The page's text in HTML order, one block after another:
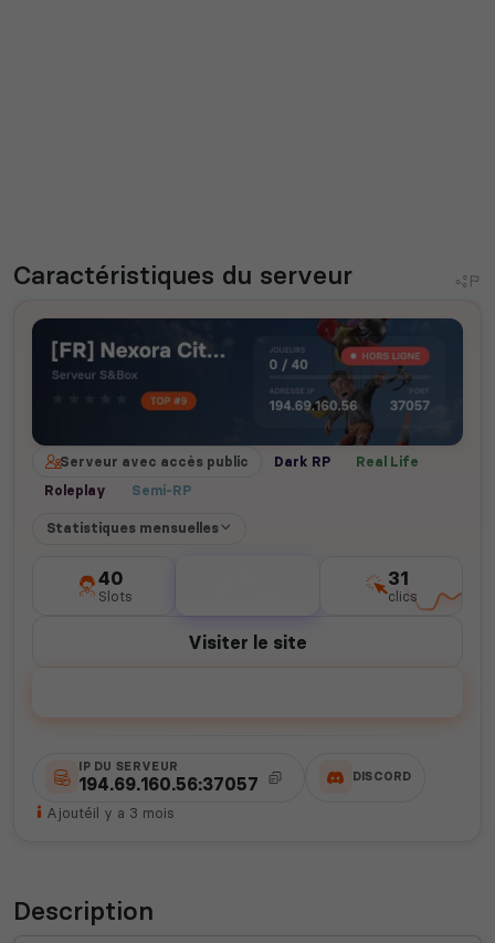
Caractéristiques du serveur
Serveur avec accès public Dark RP
Real Life
Roleplay
Semi-RP
Statistiques mensuelles
40
Slots
31
clics
Visiter le site
IP DU SERVEUR
194.69.160.56:37057 DISCORD
Ajoutéil y a 3 mois
Description